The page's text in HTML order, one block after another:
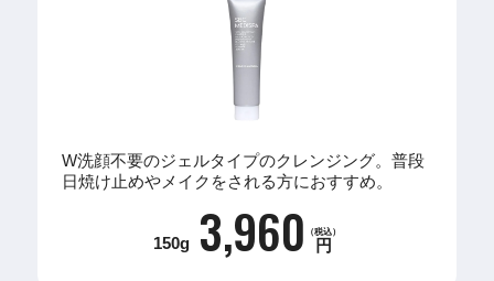
W洗顔不要のジェルタイプのクレンジング。普段
日焼け止めやメイクをされる方におすすめ。
150g 3,960 （税込）
円